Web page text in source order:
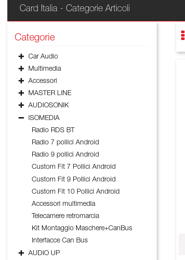
Card Italia - Categorie Articoli
Categorie
Car Audio
Multimedia
Accessori
MASTER LINE
AUDIOSONIK
ISOMEDIA
Radio RDS BT
Radio 7 pollici Android
Radio 9 pollici Android
Custom Fit 7 Pollici Android
Custom Fit 9 Pollici Android
Custom Fit 10 Pollici Android
Accessori multimedia
Telecamere retromarcia
Kit Montaggio Maschere+CanBus
Interfacce Can Bus
AUDIO UP